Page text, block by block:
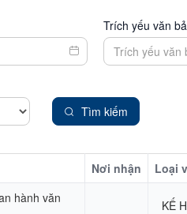
Trích yếu văn
Tìm kiếm
Nơi nhận Loại
hành văn
KẾ